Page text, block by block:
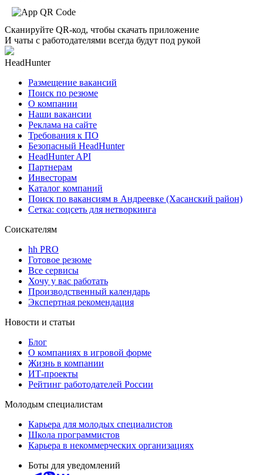
Сканируйте QR-код, чтобы скачать приложение
И чаты с работодателями всегда будут под рукой
HeadHunter
Размещение вакансий
Поиск по резюме
О компании
Наши вакансии
Реклама на сайте
Требования к ПО
Безопасный HeadHunter
HeadHunter API
Партнерам
Инвесторам
Каталог компаний
Поиск по вакансиям в Андреевке (Хасанский район)
Сетка: соцсеть для нетворкинга
Соискателям
hh PRO
Готовое резюме
Все сервисы
Хочу у вас работать
Производственный календарь
Экспертная рекомендация
Новости и статьи
Блог
О компаниях в игровой форме
Жизнь в компании
ИТ-проекты
Рейтинг работодателей России
Молодым специалистам
Карьера для молодых специалистов
Школа программистов
Карьера в некоммерческих организациях
Боты для уведомлений